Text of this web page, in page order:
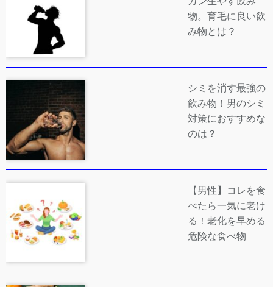
物。育毛に良い飲
み物とは？
シミを消す最強の
飲み物！男のシミ
対策におすすめな
のは？
【男性】コレを食
べたら一気に老け
る！老化を早める
危険な食べ物